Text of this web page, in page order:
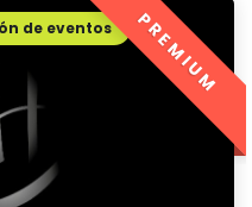
de eventos PREMIUM